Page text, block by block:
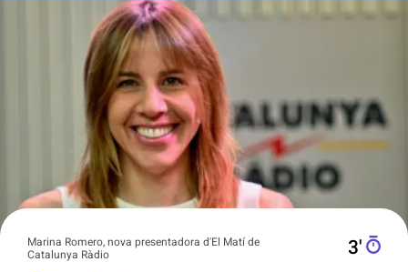
Marina Romero, nova presentadora d'El Matí de
Catalunya Ràdio
3′